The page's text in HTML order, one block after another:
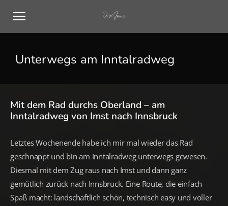
Unterwegs am Inntalradweg
Mit dem Rad durchs Oberland – am
Inntalradweg von Imst nach Innsbruck
Letztes Wochenende habe ich mir mal wieder das Rad
geschnappt und bin am Inntalradweg unterwegs gewesen.
Diesmal mit dem Zug raus nach Imst und dann ganz
gemütlich zurück nach Innsbruck. Eine Route, die einfach
Spaß macht: landschaftlich schön, technisch easy und voller